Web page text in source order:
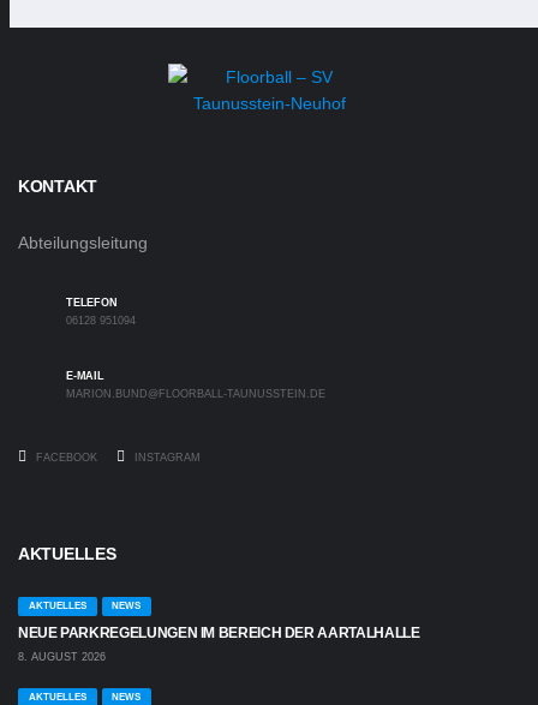
KONTAKT
Abteilungsleitung
TELEFON
06128 951094
E-MAIL
MARION.BUND@FLOORBALL-TAUNUSSTEIN.DE
FACEBOOK INSTAGRAM
AKTUELLES
AKTUELLES NEWS
NEUE PARKREGELUNGEN IM BEREICH DER AARTALHALLE
8. AUGUST 2026
AKTUELLES NEWS